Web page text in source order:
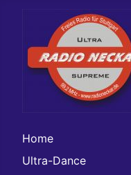
Home
Ultra-Dance